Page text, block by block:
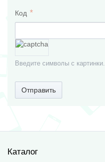
Код
Введите символы с картинки.
Отправить
Каталог